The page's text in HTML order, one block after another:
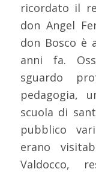
ricordato il
don Angel
don Bosco è
anni fa.
sguardo
pedagogia,
scuola di
pubblico
erano
Valdocco,